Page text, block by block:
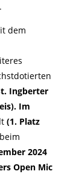
dem
Ingberter
Im
(1. Platz
beim
2024
Open Mic